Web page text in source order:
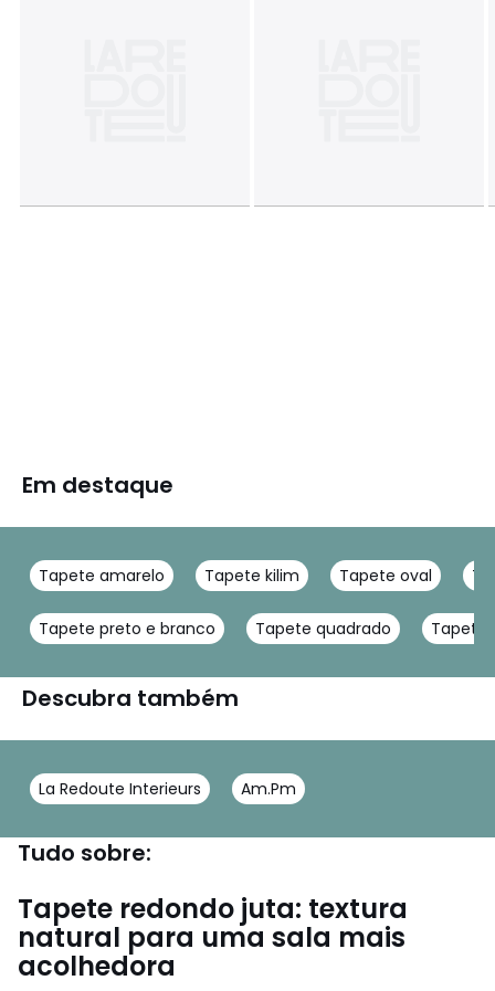
Em destaque
Tapete amarelo Tapete kilim Tapete oval
Tapete preto e branco Tapete quadrado Tapete
Descubra também
La Redoute Interieurs Am.Pm
Tudo sobre:
Tapete redondo juta: textura
natural para uma sala mais
acolhedora